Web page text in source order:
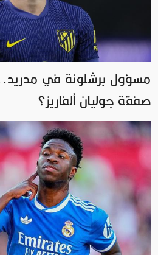
مسؤول برشلونة في
صفقة جوليان ألفاريز؟